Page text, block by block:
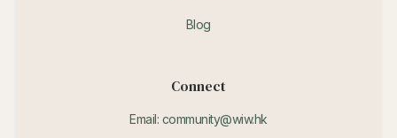
Blog
Connect
Email: community@wiw.hk